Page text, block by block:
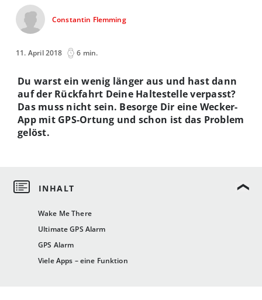
Constantin Flemming
11. April 2018 6 min.
Wake Me There
Ultimate GPS Alarm
GPS Alarm
Viele Apps – eine Funktion
Du warst ein wenig länger aus und hast dann
auf der Rückfahrt Deine Haltestelle verpasst?
Das muss nicht sein. Besorge Dir eine Wecker-
App mit GPS-Ortung und schon ist das Problem
gelöst.